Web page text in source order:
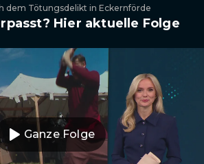
dem Tötungsdelikt in Eckernförde
Hier aktuelle Folge
Ganze Folge